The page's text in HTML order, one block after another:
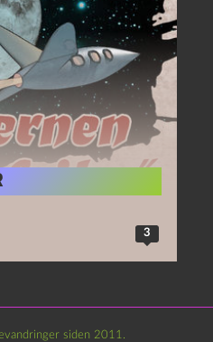
3
siden 2011.